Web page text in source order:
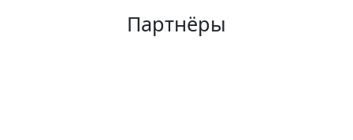
Партнёры